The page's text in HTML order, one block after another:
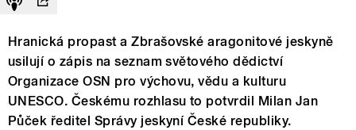
Hranická propast a Zbrašovské aragonitové jeskyně
usilují o zápis na seznam světového dědictví
Organizace OSN pro výchovu, vědu a kulturu
UNESCO. Českému rozhlasu to potvrdil Milan Jan
Půček ředitel Správy jeskyní České republiky.